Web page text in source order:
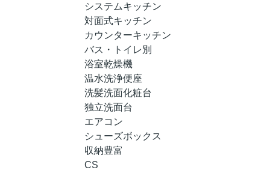
システムキッチン
対面式キッチン
カウンターキッチン
バス・トイレ別
浴室乾燥機
温水洗浄便座
洗髪洗面化粧台
独立洗面台
エアコン
シューズボックス
収納豊富
CS